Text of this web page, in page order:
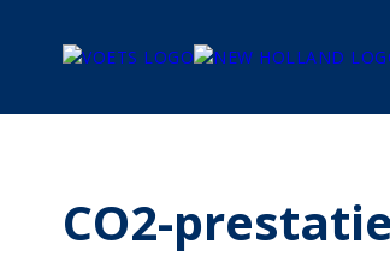
CO2-